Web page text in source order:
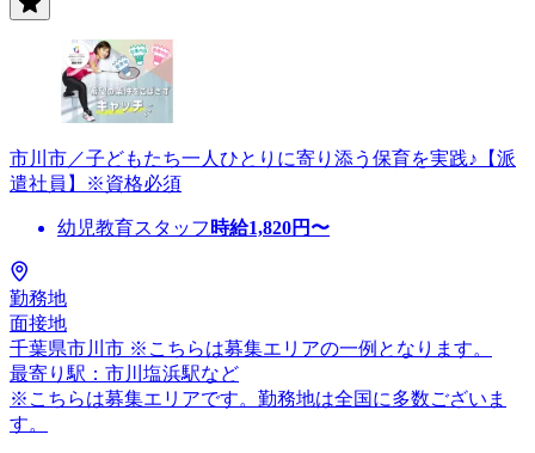
市川市／子どもたち一人ひとりに寄り添う保育を実践♪【派
遣社員】※資格必須
幼児教育スタッフ 時給1,820円〜
勤務地
面接地
千葉県市川市 ※こちらは募集エリアの一例となります。
最寄り駅：市川塩浜駅など
※こちらは募集エリアです。勤務地は全国に多数ございま
す。